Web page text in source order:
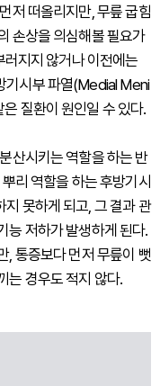
저 떠올리지만, 무릎 굽힘
손상을 의심해볼 필요가
러지지 않거나 이전에는
기시부 파열(Medial Meni
질환이 원인일 수 있다.
산시키는 역할을 하는 반
리 역할을 하는 후방기시
못하게 되고, 그 결과 관
능 저하가 발생하게 된다.
, 통증보다 먼저 무릎이 뻣
는 경우도 적지 않다.